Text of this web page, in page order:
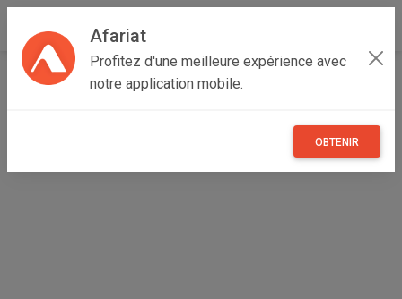
Afariat
Profitez d'une meilleure expérience avec
notre application mobile.
OBTENIR
Accueil Recherche Oasis - Sahara